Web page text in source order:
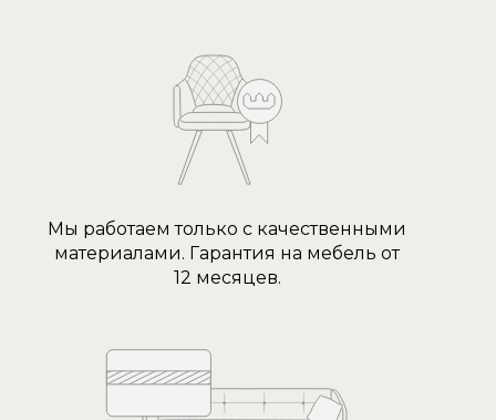
Мы работаем только с качественными
материалами. Гарантия на мебель от
12 месяцев.